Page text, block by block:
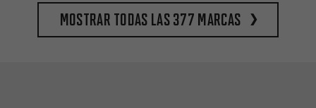
Mostrar todas las 377 marcas